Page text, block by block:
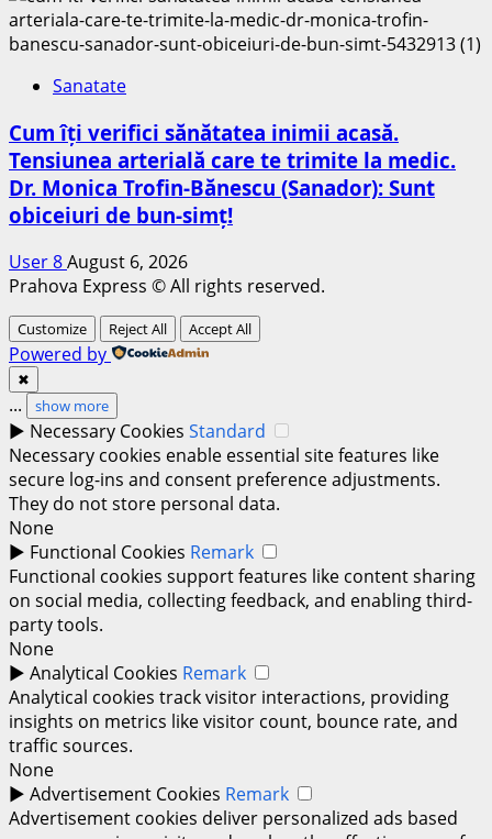
Sanatate
Cum îți verifici sănătatea inimii acasă.
Tensiunea arterială care te trimite la medic.
Dr. Monica Trofin-Bănescu (Sanador): Sunt
obiceiuri de bun-simț!
User 8August 6, 2026
Prahova Express © All rights reserved.
Customize Reject All Accept All
Powered by
✖
... show more
► Necessary Cookies Standard
Necessary cookies enable essential site features like
secure log-ins and consent preference adjustments.
They do not store personal data.
None
► Functional Cookies Remark
Functional cookies support features like content sharing
on social media, collecting feedback, and enabling third-
party tools.
None
► Analytical Cookies Remark
Analytical cookies track visitor interactions, providing
insights on metrics like visitor count, bounce rate, and
traffic sources.
None
► Advertisement Cookies Remark
Advertisement cookies deliver personalized ads based